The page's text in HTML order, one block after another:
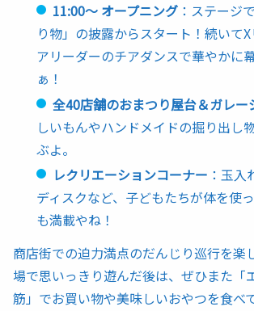
11:00〜 オープニング ：ステージ
り物」の披露からスタート！続いて
アリーダーのチアダンスで華やかに
ぁ！
全40店舗のおまつり屋台＆ガレー
しいもんやハンドメイドの掘り出し
ぶよ。
レクリエーションコーナー ：玉
ディスクなど、子どもたちが体を使
も満載やね！
商店街での迫力満点のだんじり巡行を楽
場で思いっきり遊んだ後は、ぜひまた「
筋」でお買い物や美味しいおやつを食べ